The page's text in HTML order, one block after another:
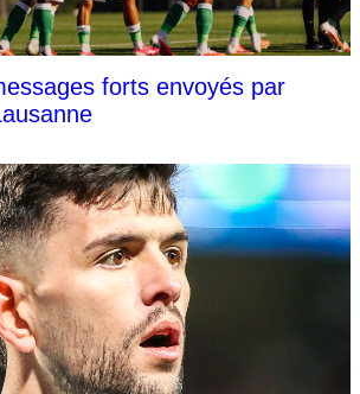
forts envoyés par